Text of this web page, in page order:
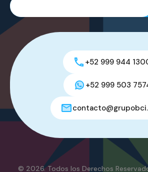
+52 999 944
+52 999 503
© 2026. Todos los Derechos